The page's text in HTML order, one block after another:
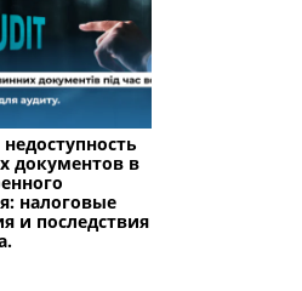
документов в
налоговые
и последствия